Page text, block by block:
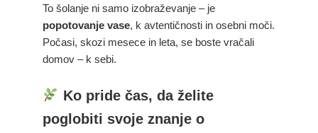
To šolanje ni samo izobraževanje – je
popotovanje vase, k avtentičnosti in osebni moči.
Počasi, skozi mesece in leta, se boste vračali
domov – k sebi.
Ko pride čas, da želite
poglobiti svoje znanje o